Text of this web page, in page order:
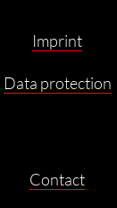
Imprint
Data protection
Contact